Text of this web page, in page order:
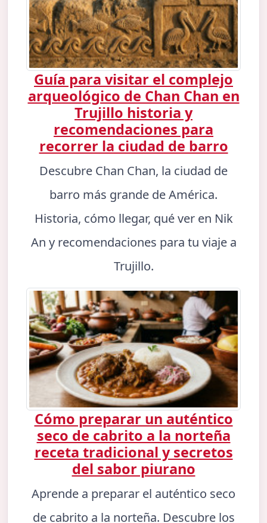
Guía para visitar el complejo
arqueológico de Chan Chan en
Trujillo historia y
recomendaciones para
recorrer la ciudad de barro
Descubre Chan Chan, la ciudad de
barro más grande de América.
Historia, cómo llegar, qué ver en Nik
An y recomendaciones para tu viaje a
Trujillo.
Cómo preparar un auténtico
seco de cabrito a la norteña
receta tradicional y secretos
del sabor piurano
Aprende a preparar el auténtico seco
de cabrito a la norteña. Descubre los